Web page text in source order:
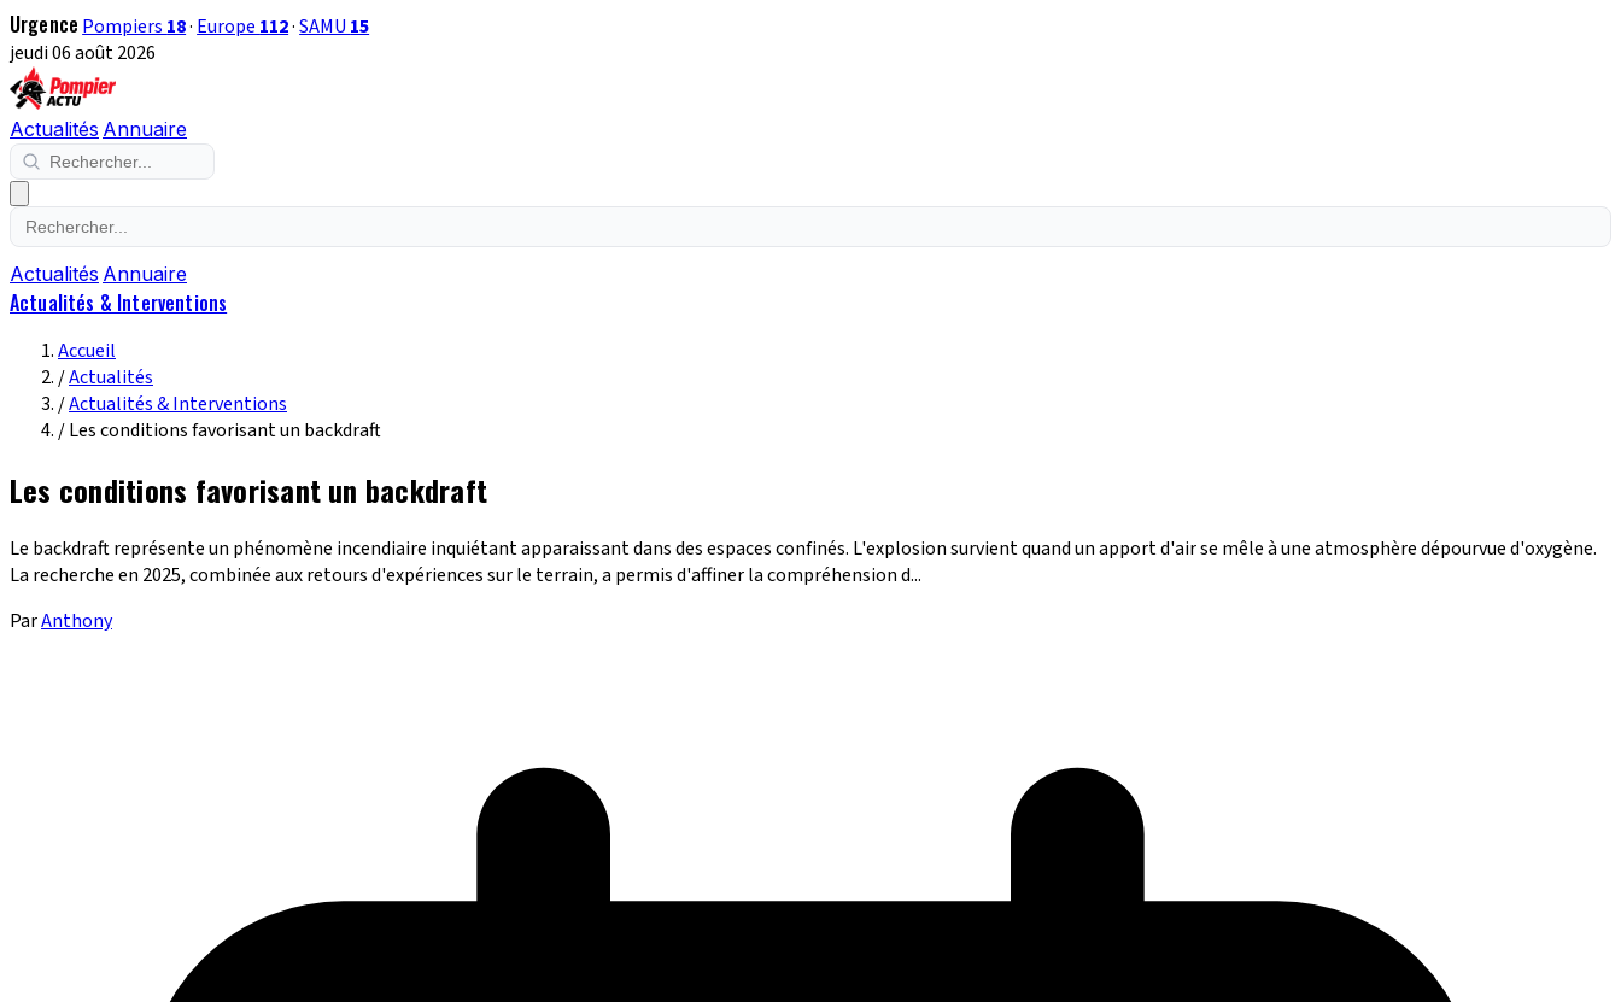
Urgence Pompiers 18· Europe 112·SAMU 15
jeudi 06 août 2026
Actualités Annuaire
Actualités Annuaire
Actualités & Interventions
Accueil
/Actualités
/Actualités & Interventions
/Les conditions favorisant un backdraft
Les conditions favorisant un backdraft
Le backdraft représente un phénomène incendiaire inquiétant apparaissant dans des espaces confinés. L'explosion survient quand un apport d'air se mêle à une atmosphère dépourvue d'oxygène.
La recherche en 2025, combinée aux retours d'expériences sur le terrain, a permis d'affiner la compréhension d...
ParAnthony